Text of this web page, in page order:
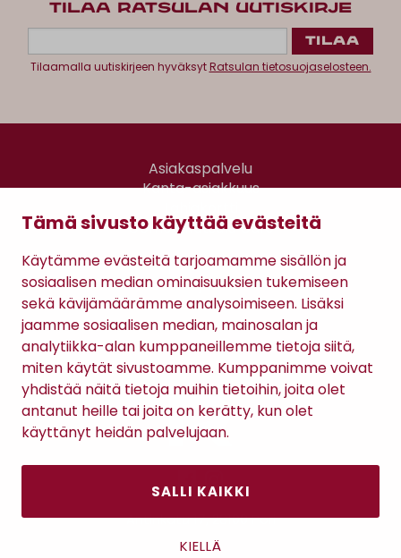
Tämä sivusto käyttää evästeitä
Käytämme evästeitä tarjoamamme sisällön ja
sosiaalisen median ominaisuuksien tukemiseen
sekä kävijämäärämme analysoimiseen. Lisäksi
jaamme sosiaalisen median, mainosalan ja
analytiikka-alan kumppaneillemme tietoja siitä,
miten käytät sivustoamme. Kumppanimme voivat
yhdistää näitä tietoja muihin tietoihin, joita olet
antanut heille tai joita on kerätty, kun olet
käyttänyt heidän palvelujaan.
SALLI KAIKKI
KIELLÄ
TILAA RATSULAN UUTISKIRJE
Tilaamalla uutiskirjeen hyväksytRatsulan tietosuojaselosteen.
Asiakaspalvelu
Kanta-asiakkuus
Gomee Ratsula Café
Antinkatu 17, 28100 Pori
Sopimusehdot
Tietosuojaseloste
Maksutavat